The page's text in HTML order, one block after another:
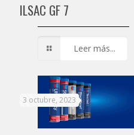
ILSAC GF 7
Leer más...
3 octubre, 2023